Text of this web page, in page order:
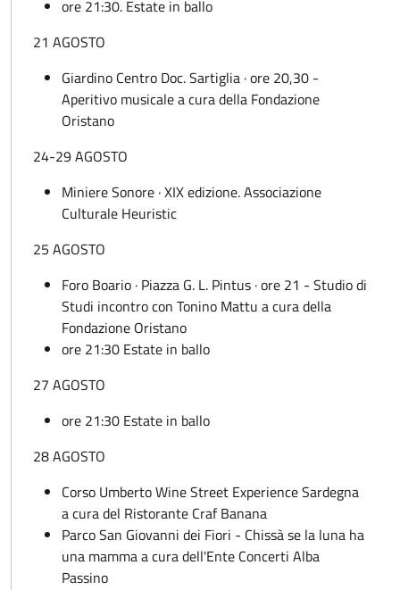
ore 21:30. Estate in ballo
21 AGOSTO
Giardino Centro Doc. Sartiglia · ore 20,30 -
Aperitivo musicale a cura della Fondazione
Oristano
24-29 AGOSTO
Miniere Sonore · XIX edizione. Associazione
Culturale Heuristic
25 AGOSTO
Foro Boario · Piazza G. L. Pintus · ore 21 - Studio di
Studi incontro con Tonino Mattu a cura della
Fondazione Oristano
ore 21:30 Estate in ballo
27 AGOSTO
ore 21:30 Estate in ballo
28 AGOSTO
Corso Umberto Wine Street Experience Sardegna
a cura del Ristorante Craf Banana
Parco San Giovanni dei Fiori - Chissà se la luna ha
una mamma a cura dell'Ente Concerti Alba
Passino